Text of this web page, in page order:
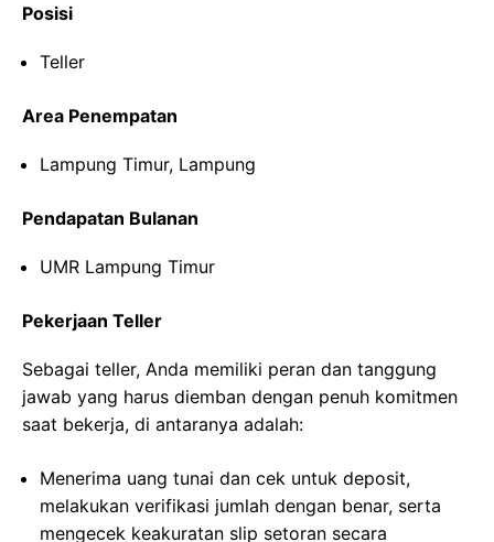
Posisi
Teller
Area Penempatan
Lampung Timur, Lampung
Pendapatan Bulanan
UMR Lampung Timur
Pekerjaan Teller
Sebagai teller, Anda memiliki peran dan tanggung
jawab yang harus diemban dengan penuh komitmen
saat bekerja, di antaranya adalah:
Menerima uang tunai dan cek untuk deposit,
melakukan verifikasi jumlah dengan benar, serta
mengecek keakuratan slip setoran secara